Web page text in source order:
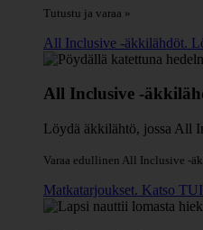
Tutustu ja varaa »
All Inclusive -äkkilähdöt.
All Inclusive -
Löydä äkkilähtö, jossa All
Varaa edullinen All Inclusive -
Matkatarjoukset. Katso